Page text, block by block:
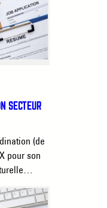
SECTEUR
(de
pour son